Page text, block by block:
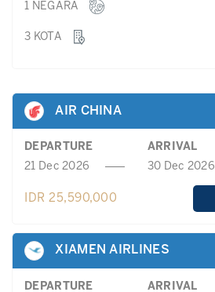
1 NEGARA
3 KOTA
AIR CHINA
DEPARTURE
ARRIVAL
21 Dec 2026
30 Dec 2026
IDR 25,590,000
XIAMEN AIRLINES
DEPARTURE
ARRIVAL